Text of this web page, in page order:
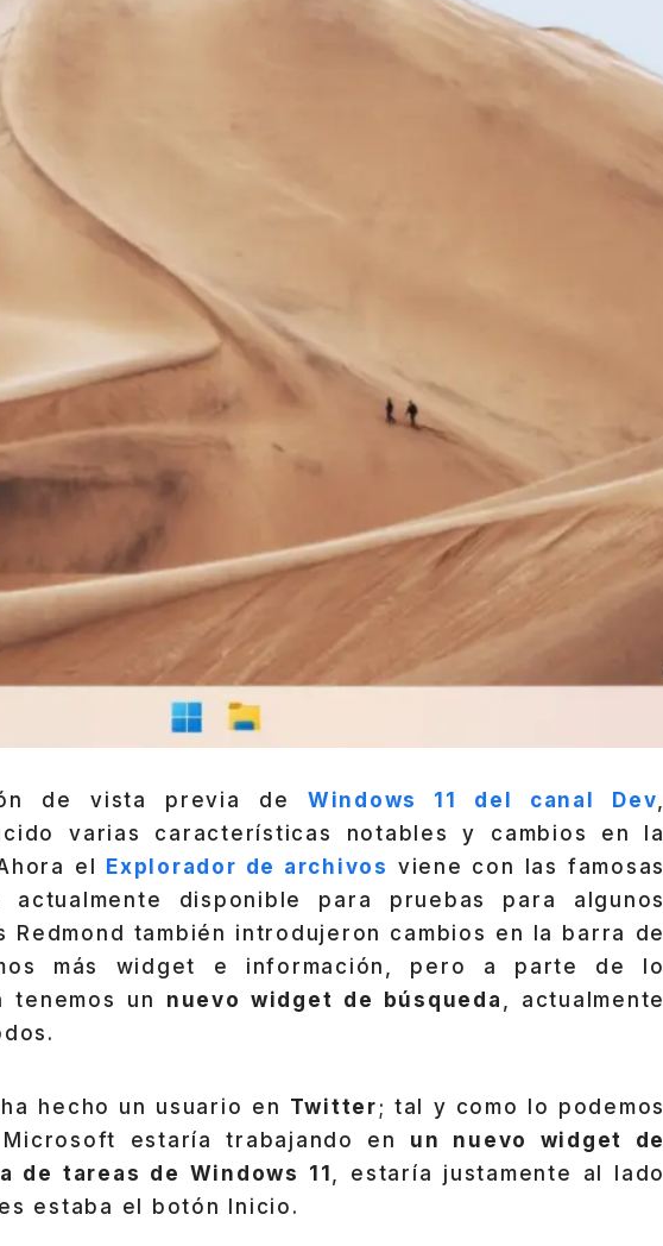
de vista previa de Windows 11 del canal Dev,
varias características notables y cambios en la
el
Explorador de archivos viene con las famosas
actualmente disponible para pruebas para algunos
Redmond también introdujeron cambios en la barra de
más widget e información, pero a parte de lo
tenemos un nuevo widget de búsqueda , actualmente
hecho un usuario en Twitter ; tal y como lo podemos
estaría trabajando en un nuevo widget de
de tareas de Windows 11
, estaría justamente al lado
estaba el botón Inicio.